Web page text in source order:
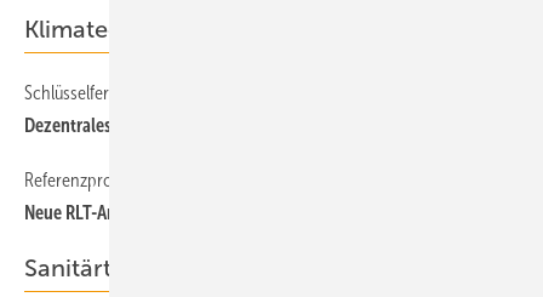
Klimatechnik
Schlüsselfertiges Komplettsystem
Dezentrales Klimasystem zum Kühlen großer Logistik­hallen
Referenzprojekt Wolf
Neue RLT-Anlagen im historischen Krankenhaus
Sanitärtechnik